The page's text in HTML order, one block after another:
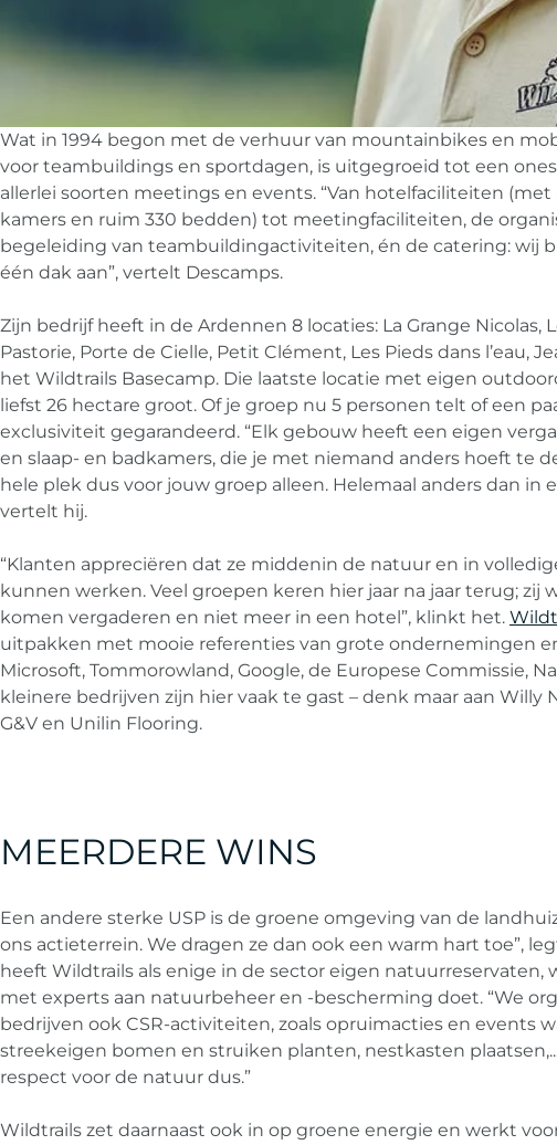
Wat in 1994 begon met de verhuur van mountainbikes en
voor teambuildings en sportdagen, is uitgegroeid tot een
allerlei soorten meetings en events. “Van hotelfaciliteiten (met
kamers en ruim 330 bedden) tot meetingfaciliteiten, de
begeleiding van teambuildingactiviteiten, én de catering: wij
één dak aan”, vertelt Descamps.
Zijn bedrijf heeft in de Ardennen 8 locaties: La Grange Nicolas,
Pastorie, Porte de Cielle, Petit Clément, Les Pieds dans l’eau,
het Wildtrails Basecamp. Die laatste locatie met eigen
liefst 26 hectare groot. Of je groep nu 5 personen telt of een
exclusiviteit gegarandeerd. “Elk gebouw heeft een eigen
en slaap- en badkamers, die je met niemand anders hoeft te
hele plek dus voor jouw groep alleen. Helemaal anders dan in
vertelt hij.
“Klanten appreciëren dat ze middenin de natuur en in
kunnen werken. Veel groepen keren hier jaar na jaar terug; zij
komen vergaderen en niet meer in een hotel”, klinkt het.
uitpakken met mooie referenties van grote ondernemingen
Microsoft, Tommorowland, Google, de Europese Commissie,
kleinere bedrijven zijn hier vaak te gast – denk maar aan Willy
G&V en Unilin Flooring.
MEERDERE WINS
Een andere sterke USP is de groene omgeving van de
ons actieterrein. We dragen ze dan ook een warm hart toe”,
heeft Wildtrails als enige in de sector eigen natuurreservaten,
met experts aan natuurbeheer en -bescherming doet. “We
bedrijven ook CSR-activiteiten, zoals opruimacties en events
streekeigen bomen en struiken planten, nestkasten
respect voor de natuur dus.”
Wildtrails zet daarnaast ook in op groene energie en werkt